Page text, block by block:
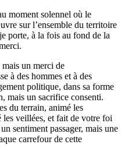
moment solennel où le
sur l’ensemble du territoire
porte, à la fois au fond de la
un merci de
à des hommes et à des
politique, dans sa forme
mais un sacrifice consenti.
du terrain, animé les
les veillées, et fait de votre foi
sentiment passager, mais une
carrefour de cette